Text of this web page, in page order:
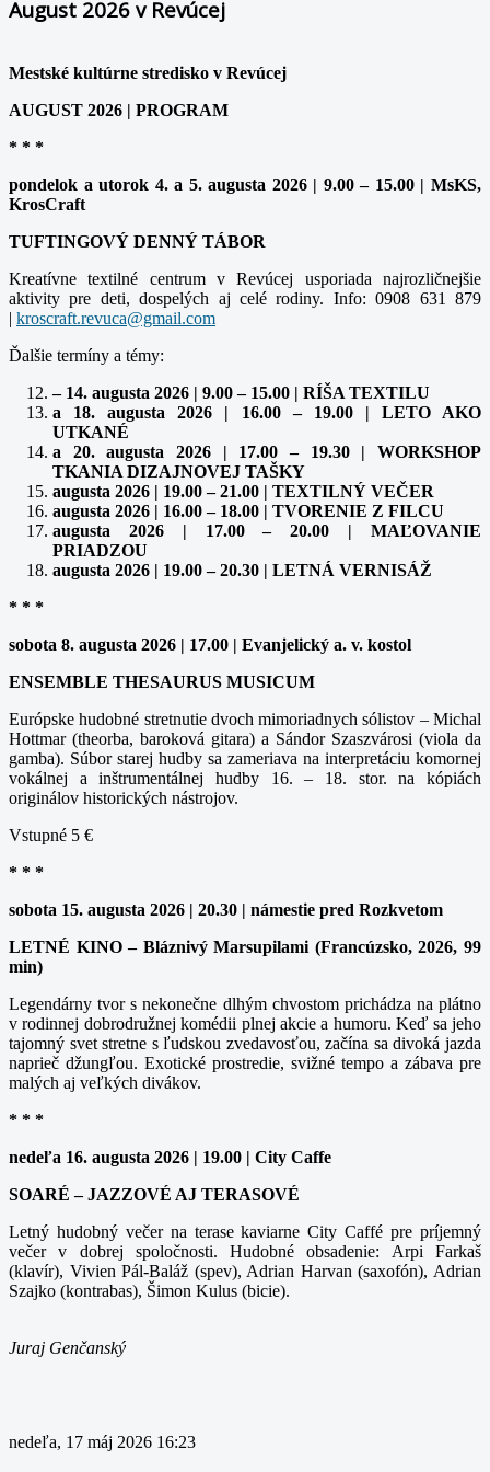
August 2026 v Revúcej
Mestské kultúrne stredisko v Revúcej
AUGUST 2026 | PROGRAM
* * *
pondelok a utorok 4. a 5. augusta 2026 | 9.00 – 15.00 | MsKS,
KrosCraft
TUFTINGOVÝ DENNÝ TÁBOR
Kreatívne textilné centrum v Revúcej usporiada najrozličnejšie
aktivity pre deti, dospelých aj celé rodiny. Info: 0908 631 879
|
Ďalšie termíny a témy:
– 14. augusta 2026 | 9.00 – 15.00 | RÍŠA TEXTILU
a 18. augusta 2026 | 16.00 – 19.00 | LETO AKO
UTKANÉ
a 20. augusta 2026 | 17.00 – 19.30 | WORKSHOP
TKANIA DIZAJNOVEJ TAŠKY
augusta 2026 | 19.00 – 21.00 | TEXTILNÝ VEČER
augusta 2026 | 16.00 – 18.00 | TVORENIE Z FILCU
augusta 2026 | 17.00 – 20.00 | MAĽOVANIE
PRIADZOU
augusta 2026 | 19.00 – 20.30 | LETNÁ VERNISÁŽ
* * *
sobota 8. augusta 2026 | 17.00 | Evanjelický a. v. kostol
ENSEMBLE THESAURUS MUSICUM
Európske hudobné stretnutie dvoch mimoriadnych sólistov – Michal
Hottmar (theorba, baroková gitara) a Sándor Szaszvárosi (viola da
gamba). Súbor starej hudby sa zameriava na interpretáciu komornej
vokálnej a inštrumentálnej hudby 16. – 18. stor. na kópiách
originálov historických nástrojov.
Vstupné 5 €
* * *
sobota 15. augusta 2026 | 20.30 | námestie pred Rozkvetom
LETNÉ KINO – Bláznivý Marsupilami (Francúzsko, 2026, 99
min)
Legendárny tvor s nekonečne dlhým chvostom prichádza na plátno
v rodinnej dobrodružnej komédii plnej akcie a humoru. Keď sa jeho
tajomný svet stretne s ľudskou zvedavosťou, začína sa divoká jazda
naprieč džungľou. Exotické prostredie, svižné tempo a zábava pre
malých aj veľkých divákov.
* * *
nedeľa 16. augusta 2026 | 19.00 | City Caffe
SOARÉ – JAZZOVÉ AJ TERASOVÉ
Letný hudobný večer na terase kaviarne City Caffé pre príjemný
večer v dobrej spoločnosti. Hudobné obsadenie: Arpi Farkaš
(klavír), Vivien Pál-Baláž (spev), Adrian Harvan (saxofón), Adrian
Szajko (kontrabas), Šimon Kulus (bicie).
Juraj Genčanský
nedeľa, 17 máj 2026 16:23